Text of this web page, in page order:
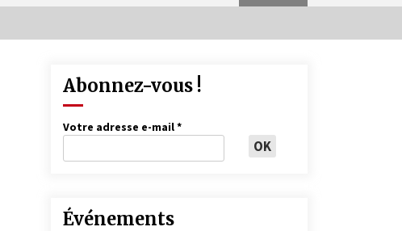
Abonnez-vous !
Votre adresse e-mail*
Événements